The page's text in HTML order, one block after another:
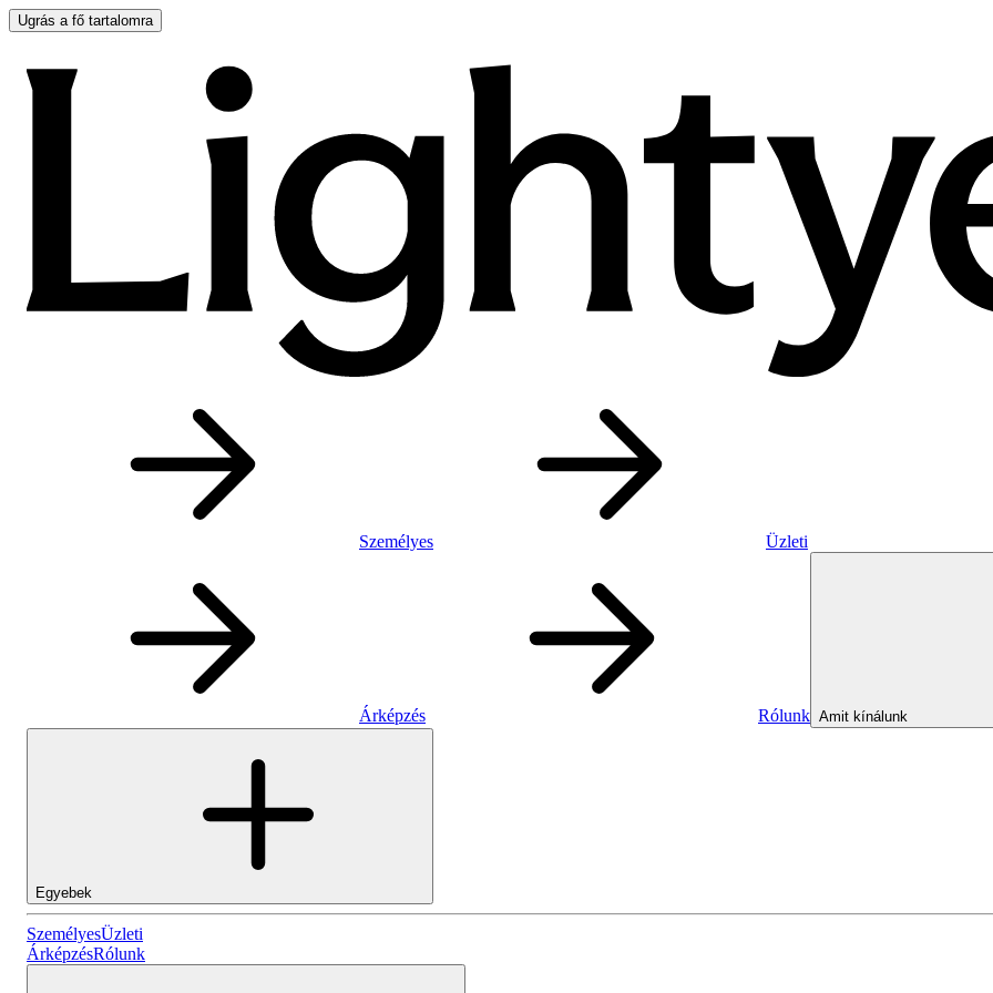
Ugrás a fő tartalomra
Személyes Üzleti
Árképzés Rólunk Amit kínálunk
Személyes
Egyebek
SzemélyesÜzleti
ÁrképzésRólunk